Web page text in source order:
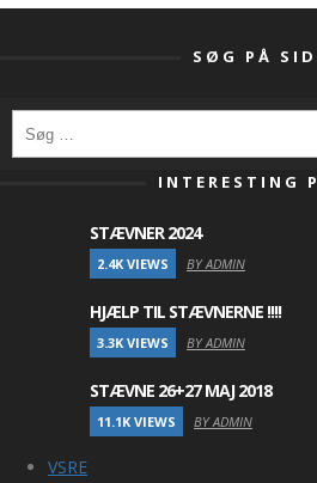
SØG PÅ
INTERESTING
STÆVNER 2024
2.4K VIEWS BY ADMIN
HJÆLP TIL STÆVNERNE !!!!
3.3K VIEWS BY ADMIN
STÆVNE 26+27 MAJ 2018
11.1K VIEWS BY ADMIN
VSRE